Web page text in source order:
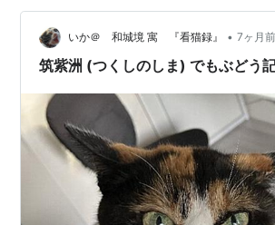
の他の著書に「おれの二風谷」「アイ
ヌの碑」「カムイユカラと昔話」。
その他、吉川英治文化賞受賞。
池澤夏樹『静かな大地』のアイヌ語部
た。
２００６年５月６日、７９歳で死去。
アイヌ・暮らしの
作者:萱野茂,清水武男
いか＠ 和城境 寓 『看猫録』 • 7ヶ月前
筑紫洲 (つくしのしま) でもぶどう